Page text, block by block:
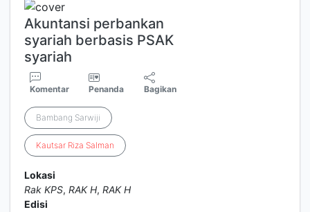
Akuntansi perbankan
syariah berbasis PSAK
syariah
Komentar Penanda Bagikan
Bambang Sarwiji
Kautsar Riza Salman
Lokasi
Rak KPS, RAK H, RAK H
Edisi